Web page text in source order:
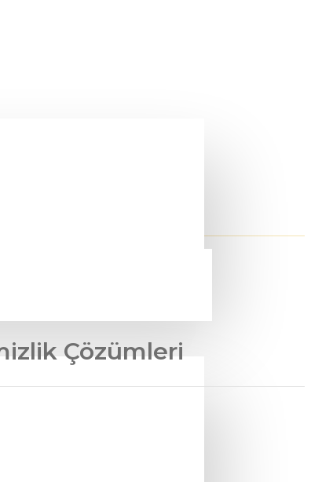
Çözümleri